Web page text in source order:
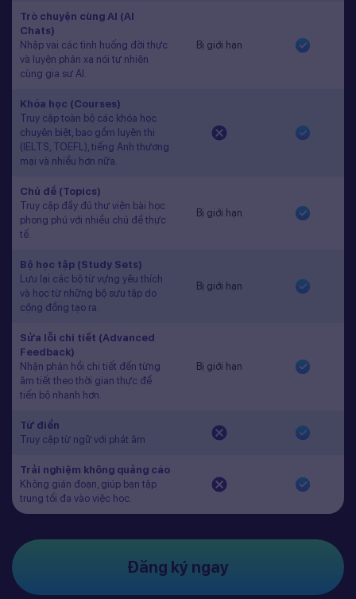
Trò chuyện cùng AI (AI
Chats)
Nhập vai các tình huống đời thực
và luyện phản xạ nói tự nhiên
cùng gia sư AI.
Bị giới hạn
Khóa học (Courses)
Truy cập toàn bộ các khóa học
chuyên biệt, bao gồm luyện thi
(IELTS, TOEFL), tiếng Anh thương
mại và nhiều hơn nữa.
Chủ đề (Topics)
Truy cập đầy đủ thư viện bài học
phong phú với nhiều chủ đề thực
tế.
Bị giới hạn
Bộ học tập (Study Sets)
Lưu lại các bộ từ vựng yêu thích
và học từ những bộ sưu tập do
cộng đồng tạo ra.
Bị giới hạn
Sửa lỗi chi tiết (Advanced
Feedback)
Nhận phản hồi chi tiết đến từng
âm tiết theo thời gian thực để
tiến bộ nhanh hơn.
Bị giới hạn
Từ điển
Truy cập từ ngữ với phát âm
Trải nghiệm không quảng cáo
Không gián đoạn, giúp bạn tập
trung tối đa vào việc học.
Đăng ký ngay